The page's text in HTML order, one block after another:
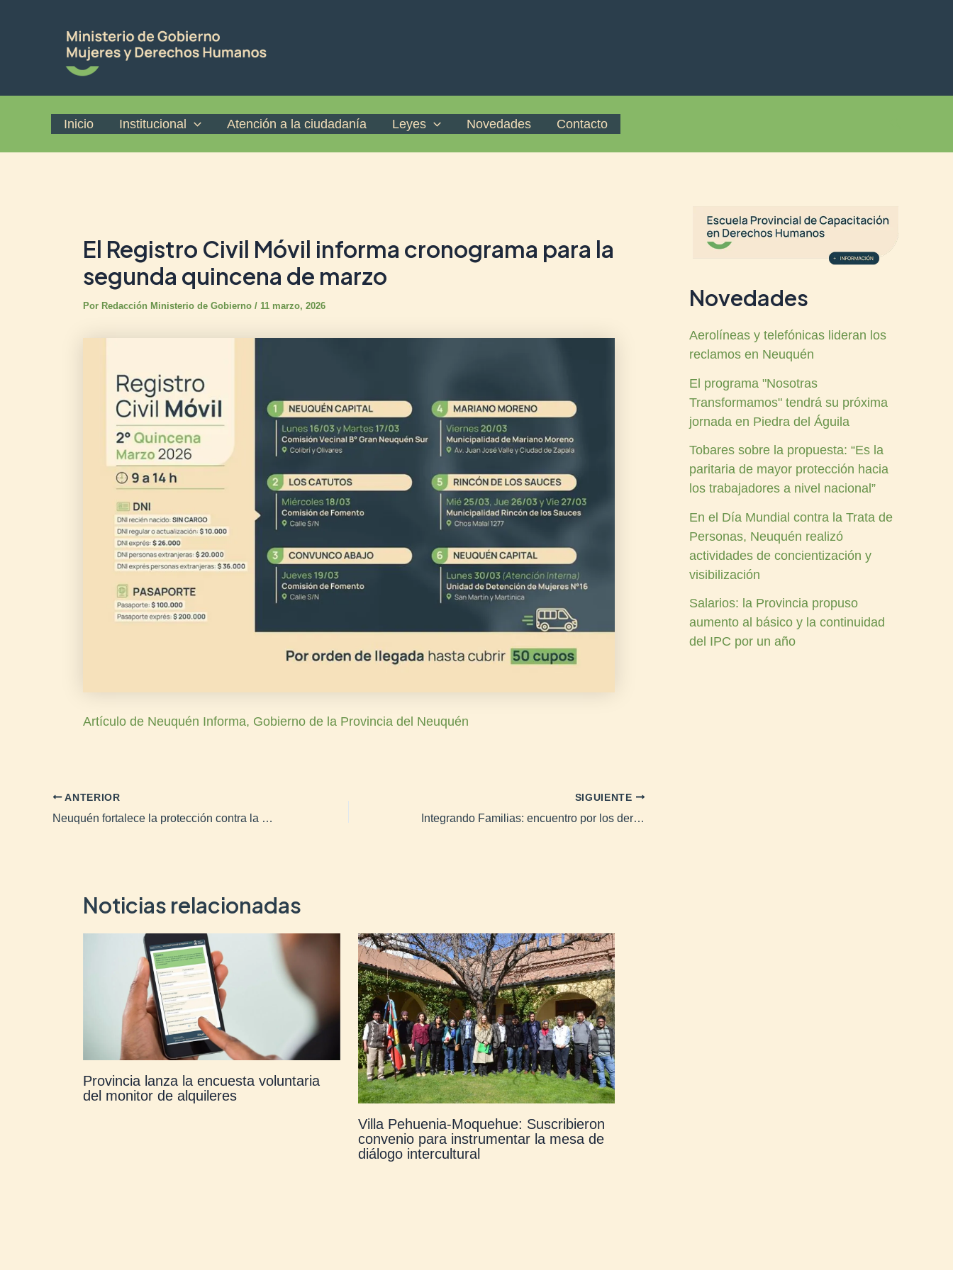
Inicio Institucional Atención a la ciudadanía Leyes Novedades Contacto
El Registro Civil Móvil informa cronograma para la
segunda quincena de marzo
Por Redacción Ministerio de Gobierno / 11 marzo, 2026
Artículo de Neuquén Informa, Gobierno de la Provincia del Neuquén
navigation
ANTERIOR
Neuquén fortalece la protección contra la violencia de género
SIGUIENTE
Integrando Familias: encuentro por los derechos humanos
Noticias relacionadas
Provincia lanza la encuesta voluntaria
del monitor de alquileres
Villa Pehuenia-Moquehue: Suscribieron
convenio para instrumentar la mesa de
diálogo intercultural
Novedades
Aerolíneas y telefónicas lideran los
reclamos en Neuquén
El programa "Nosotras
Transformamos" tendrá su próxima
jornada en Piedra del Águila
Tobares sobre la propuesta: “Es la
paritaria de mayor protección hacia
los trabajadores a nivel nacional”
En el Día Mundial contra la Trata de
Personas, Neuquén realizó
actividades de concientización y
visibilización
Salarios: la Provincia propuso
aumento al básico y la continuidad
del IPC por un año